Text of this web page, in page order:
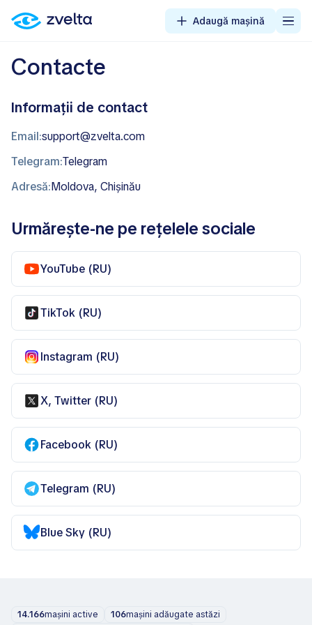
Adaugă mașină
Contacte
Informații de contact
Email:support@zvelta.com
Telegram:Telegram
Adresă:Moldova, Chișinău
Urmărește-ne pe rețelele sociale
YouTube (RU)
TikTok (RU)
Instagram (RU)
X, Twitter (RU)
Facebook (RU)
Telegram (RU)
Blue Sky (RU)
14.166mașini active 106mașini adăugate astăzi